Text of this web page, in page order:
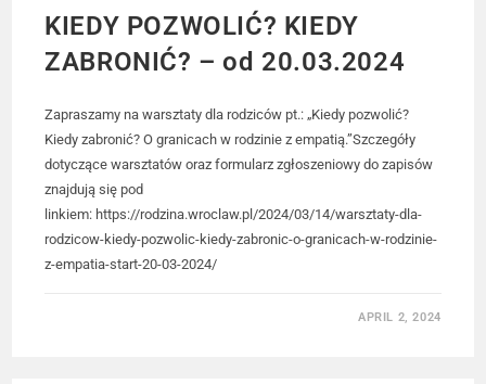
KIEDY POZWOLIĆ? KIEDY
ZABRONIĆ? – od 20.03.2024
Zapraszamy na warsztaty dla rodziców pt.: „Kiedy pozwolić?
Kiedy zabronić? O granicach w rodzinie z empatią.”Szczegóły
dotyczące warsztatów oraz formularz zgłoszeniowy do zapisów
znajdują się pod
linkiem: https://rodzina.wroclaw.pl/2024/03/14/warsztaty-dla-
rodzicow-kiedy-pozwolic-kiedy-zabronic-o-granicach-w-rodzinie-
z-empatia-start-20-03-2024/
APRIL 2, 2024